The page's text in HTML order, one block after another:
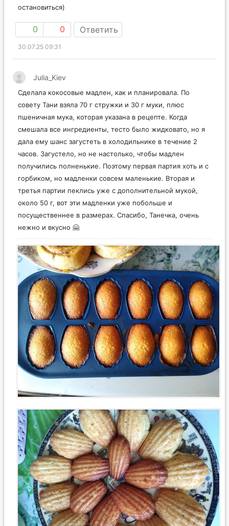
остановиться)
0 0 Ответить
30.07.25 09:31
Julia_Kiev
Сделала кокосовые мадлен, как и планировала. По
совету Тани взяла 70 г стружки и 30 г муки, плюс
пшеничная мука, которая указана в рецепте. Когда
смешала все ингредиенты, тесто было жидковато, но я
дала ему шанс загустеть в холодильнике в течение 2
часов. Загустело, но не настолько, чтобы мадлен
получились полненькие. Поэтому первая партия хоть и с
горбиком, но мадленки совсем маленькие. Вторая и
третья партии пеклись уже с дополнительной мукой,
около 50 г, вот эти мадленки уже побольше и
посущественнее в размерах. Спасибо, Танечка, очень
нежно и вкусно 🤗